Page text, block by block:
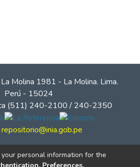
Molina 1981 - La Molina. Lima.
Perú - 15024
(511) 240-2100 / 240-2350
repositorio@inia.gob.pe
personal information for the